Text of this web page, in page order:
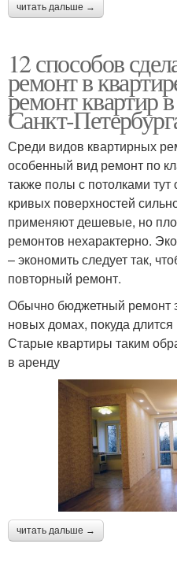
читать дальше →
12 способов
ремонт в
ремонт квартир
Санкт-
Среди видов квартирных
особенный вид ремонт по
также полы с потолками
кривых поверхностей
применяют дешевые, но
ремонтов нехарактерно.
– экономить следует так,
повторный ремонт.
Обычно бюджетный ремонт
новых домах, покуда
Старые квартиры таким
в аренду
читать дальше →